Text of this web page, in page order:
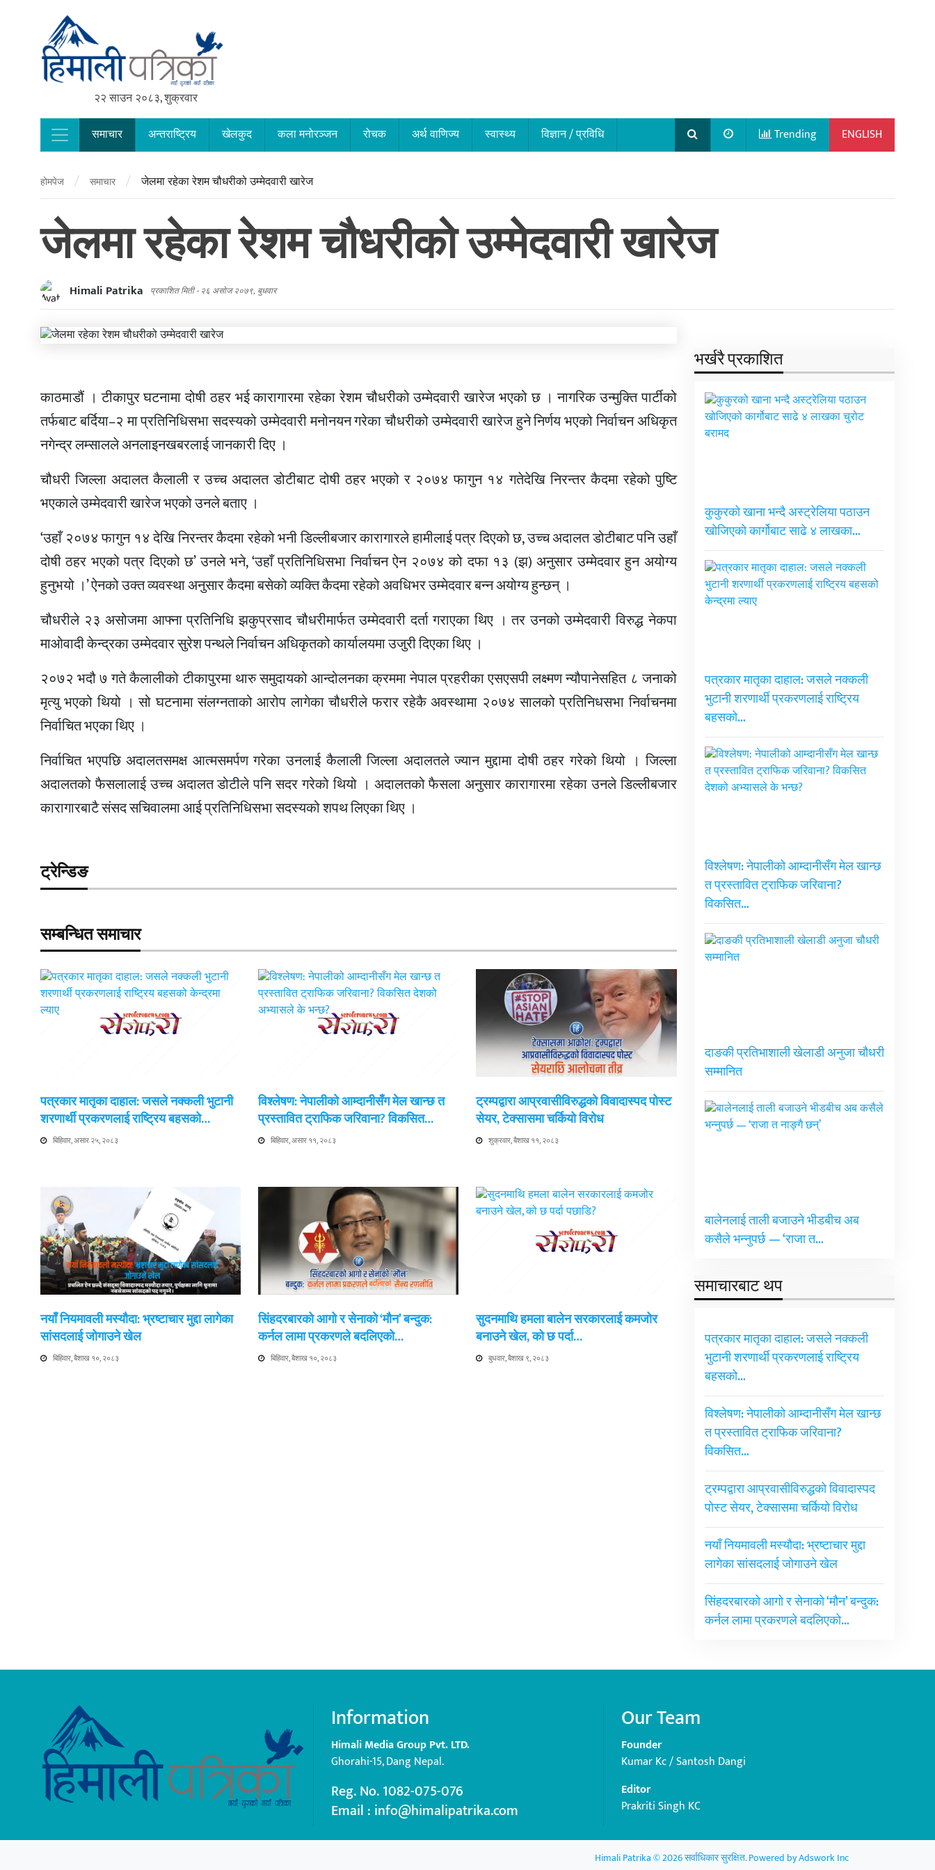
२२ साउन २०८३, शुक्रवार
Main Navigation
समाचार अन्तराष्ट्रिय खेलकुद कला मनोरञ्जन रोचक अर्थ वाणिज्य स्वास्थ्य विज्ञान / प्रविधि Trending ENGLISH
होमपेज / समाचार / जेलमा रहेका रेशम चौधरीको उम्मेदवारी खारेज
जेलमा रहेका रेशम चौधरीको उम्मेदवारी खारेज
Himali Patrika प्रकाशित मिती - २६ असोज २०७९, बुधवार
काठमाडौं । टीकापुर घटनामा दोषी ठहर भई कारागारमा रहेका रेशम चौधरीको उम्मेदवारी खारेज भएको छ । नागरिक उन्मुक्ति पार्टीको
तर्फबाट बर्दिया–२ मा प्रतिनिधिसभा सदस्यको उम्मेदवारी मनोनयन गरेका चौधरीको उम्मेदवारी खारेज हुने निर्णय भएको निर्वाचन अधिकृत
नगेन्द्र लम्सालले अनलाइनखबरलाई जानकारी दिए ।
चौधरी जिल्ला अदालत कैलाली र उच्च अदालत डोटीबाट दोषी ठहर भएको र २०७४ फागुन १४ गतेदेखि निरन्तर कैदमा रहेको पुष्टि
भएकाले उम्मेदवारी खारेज भएको उनले बताए ।
‘उहाँ २०७४ फागुन १४ देखि निरन्तर कैदमा रहेको भनी डिल्लीबजार कारागारले हामीलाई पत्र दिएको छ, उच्च अदालत डोटीबाट पनि उहाँ
दोषी ठहर भएको पत्र दिएको छ’ उनले भने, ‘उहाँ प्रतिनिधिसभा निर्वाचन ऐन २०७४ को दफा १३ (झ) अनुसार उम्मेदवार हुन अयोग्य
हुनुभयो ।’ ऐनको उक्त व्यवस्था अनुसार कैदमा बसेको व्यक्ति कैदमा रहेको अवधिभर उम्मेदवार बन्न अयोग्य हुन्छन् ।
चौधरीले २३ असोजमा आफ्ना प्रतिनिधि झकुप्रसाद चौधरीमार्फत उम्मेदवारी दर्ता गराएका थिए । तर उनको उम्मेदवारी विरुद्ध नेकपा
माओवादी केन्द्रका उम्मेदवार सुरेश पन्थले निर्वाचन अधिकृतको कार्यालयमा उजुरी दिएका थिए ।
२०७२ भदौ ७ गते कैलालीको टीकापुरमा थारु समुदायको आन्दोलनका क्रममा नेपाल प्रहरीका एसएसपी लक्ष्मण न्यौपानेसहित ८ जनाको
मृत्यु भएको थियो । सो घटनामा संलग्नताको आरोप लागेका चौधरीले फरार रहेकै अवस्थामा २०७४ सालको प्रतिनिधसभा निर्वाचनमा
निर्वाचित भएका थिए ।
निर्वाचित भएपछि अदालतसमक्ष आत्मसमर्पण गरेका उनलाई कैलाली जिल्ला अदालतले ज्यान मुद्दामा दोषी ठहर गरेको थियो । जिल्ला
अदालतको फैसलालाई उच्च अदालत डोटीले पनि सदर गरेको थियो । अदालतको फैसला अनुसार कारागारमा रहेका उनले डिल्लीबजार
कारागारबाटै संसद सचिवालमा आई प्रतिनिधिसभा सदस्यको शपथ लिएका थिए ।
ट्रेन्डिङ
सम्बन्धित समाचार
पत्रकार मातृका दाहाल: जसले नक्कली भुटानी
शरणार्थी प्रकरणलाई राष्ट्रिय बहसको…
बिहिवार, असार २५, २०८३
विश्लेषण: नेपालीको आम्दानीसँग मेल खान्छ त
प्रस्तावित ट्राफिक जरिवाना? विकसित…
बिहिवार, असार ११, २०८३
ट्रम्पद्वारा आप्रवासीविरुद्धको विवादास्पद पोस्ट
सेयर, टेक्सासमा चर्कियो विरोध
शुक्रवार, बैशाख ११, २०८३
नयाँ नियमावली मस्यौदा: भ्रष्टाचार मुद्दा लागेका
सांसदलाई जोगाउने खेल
बिहिवार, बैशाख १०, २०८३
सिंहदरबारको आगो र सेनाको ‘मौन’ बन्दुक:
कर्नल लामा प्रकरणले बदलिएको…
बिहिवार, बैशाख १०, २०८३
सुदनमाथि हमला बालेन सरकारलाई कमजोर
बनाउने खेल, को छ पर्दा…
बुधवार, बैशाख ९, २०८३
भर्खरै प्रकाशित
कुकुरको खाना भन्दै अस्ट्रेलिया पठाउन
खोजिएको कार्गोबाट साढे ४ लाखका…
पत्रकार मातृका दाहाल: जसले नक्कली
भुटानी शरणार्थी प्रकरणलाई राष्ट्रिय
बहसको…
विश्लेषण: नेपालीको आम्दानीसँग मेल खान्छ
त प्रस्तावित ट्राफिक जरिवाना?
विकसित…
दाङकी प्रतिभाशाली खेलाडी अनुजा चौधरी
सम्मानित
बालेनलाई ताली बजाउने भीडबीच अब
कसैले भन्नुपर्छ — ‘राजा त…
समाचारबाट थप
पत्रकार मातृका दाहाल: जसले नक्कली
भुटानी शरणार्थी प्रकरणलाई राष्ट्रिय
बहसको…
विश्लेषण: नेपालीको आम्दानीसँग मेल खान्छ
त प्रस्तावित ट्राफिक जरिवाना?
विकसित…
ट्रम्पद्वारा आप्रवासीविरुद्धको विवादास्पद
पोस्ट सेयर, टेक्सासमा चर्कियो विरोध
नयाँ नियमावली मस्यौदा: भ्रष्टाचार मुद्दा
लागेका सांसदलाई जोगाउने खेल
सिंहदरबारको आगो र सेनाको ‘मौन’ बन्दुक:
कर्नल लामा प्रकरणले बदलिएको…
Information
Himali Media Group Pvt. LTD.
Ghorahi-15, Dang Nepal.
Reg. No. 1082-075-076
Email : info@himalipatrika.com
Our Team
Founder
Kumar Kc / Santosh Dangi
Editor
Prakriti Singh KC
Himali Patrika © 2026 सर्वाधिकार सुरक्षित. Powered byAdswork Inc